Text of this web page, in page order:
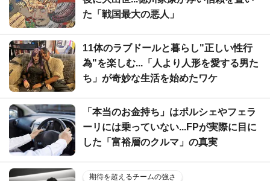
た「戦国最大の悪人」
11体のラブドールと暮らし"正しい性行
為"を楽しむ...「人より人形を愛する男た
ち」が奇妙な生活を始めたワケ
「本当のお金持ち」はポルシェやフェラ
ーリには乗っていない...FPが実際に目に
した「富裕層のクルマ」の真実
期待を超えるチームの強さ